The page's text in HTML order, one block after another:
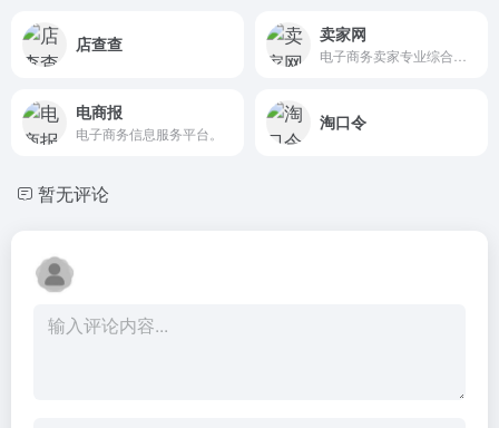
店查查 卖家网
电商报
电子商务信息服务平台。
淘口令
暂无评论